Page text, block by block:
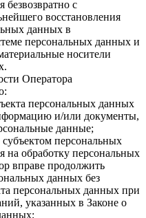
с
восстановления
данных в
персональных данных и
носители
Оператора
персональных данных
и/или документы,
данные;
субъектом персональных
на обработку персональных
вправе продолжить
данных без
персональных данных при
указанных в Законе о